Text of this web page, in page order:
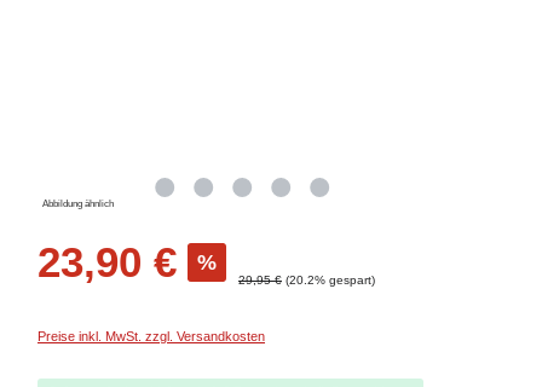
Abbildung ähnlich
23,90 € %
Regulärer Preis:
29,95 € (20.2% gespart)
Preise inkl. MwSt. zzgl. Versandkosten